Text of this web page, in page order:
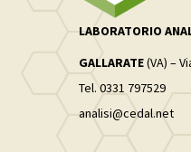
LABORATORIO
GALLARATE(VA) –
Tel. 0331 797529
analisi@cedal.net